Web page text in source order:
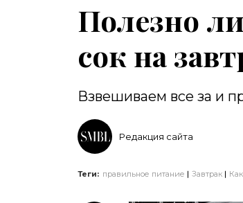
Полезно
сок на
Взвешиваем все за и
Редакция сайта
Теги: правильное питание Завтрак